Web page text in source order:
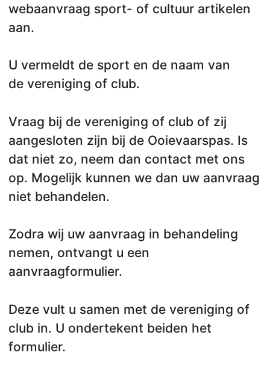
webaanvraag sport- of cultuur artikelen
aan.
U vermeldt de sport en de naam van
de vereniging of club.
Vraag bij de vereniging of club of zij
aangesloten zijn bij de Ooievaarspas. Is
dat niet zo, neem dan contact met ons
op. Mogelijk kunnen we dan uw aanvraag
niet behandelen.
Zodra wij uw aanvraag in behandeling
nemen, ontvangt u een
aanvraagformulier.
Deze vult u samen met de vereniging of
club in. U ondertekent beiden het
formulier.